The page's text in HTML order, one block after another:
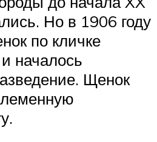
Но в 1906 году
по кличке
началось
Щенок